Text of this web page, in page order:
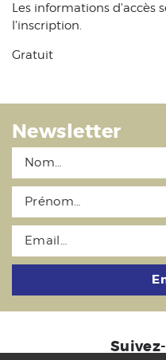
Les informations d'accès
l'inscription.
Gratuit
Newsletter